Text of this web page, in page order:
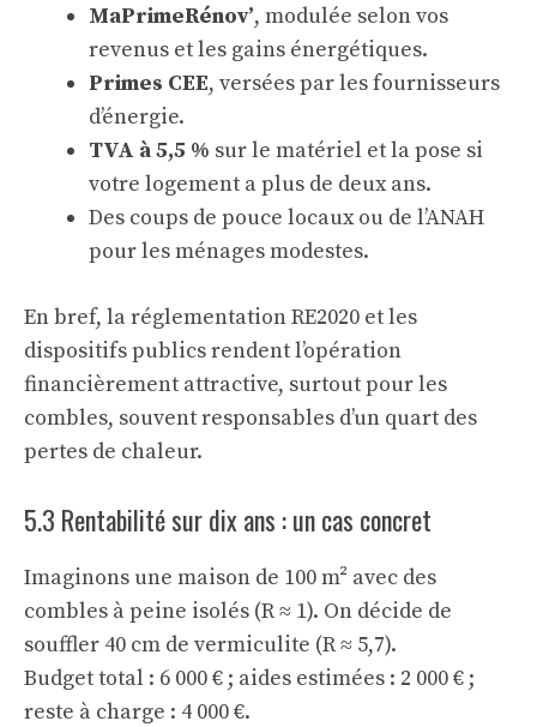
MaPrimeRénov’, modulée selon vos
revenus et les gains énergétiques.
Primes CEE, versées par les fournisseurs
d’énergie.
TVA à 5,5 % sur le matériel et la pose si
votre logement a plus de deux ans.
Des coups de pouce locaux ou de l’ANAH
pour les ménages modestes.
En bref, la réglementation RE2020 et les
dispositifs publics rendent l’opération
financièrement attractive, surtout pour les
combles, souvent responsables d’un quart des
pertes de chaleur.
5.3 Rentabilité sur dix ans : un cas concret
Imaginons une maison de 100 m² avec des
combles à peine isolés (R ≈ 1). On décide de
souffler 40 cm de vermiculite (R ≈ 5,7).
Budget total : 6 000 € ; aides estimées : 2 000 € ;
reste à charge : 4 000 €.